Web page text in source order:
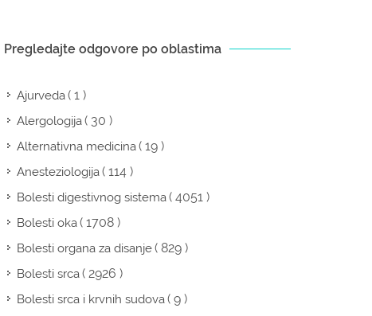
Pregledajte odgovore po oblastima
Ajurveda( 1 )
Alergologija( 30 )
Alternativna medicina( 19 )
Anesteziologija( 114 )
Bolesti digestivnog sistema( 4051 )
Bolesti oka( 1708 )
Bolesti organa za disanje( 829 )
Bolesti srca( 2926 )
Bolesti srca i krvnih sudova( 9 )